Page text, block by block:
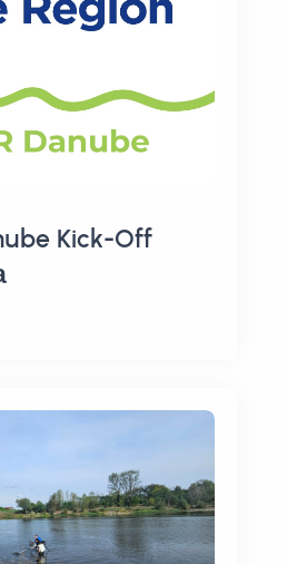
Kick-Off